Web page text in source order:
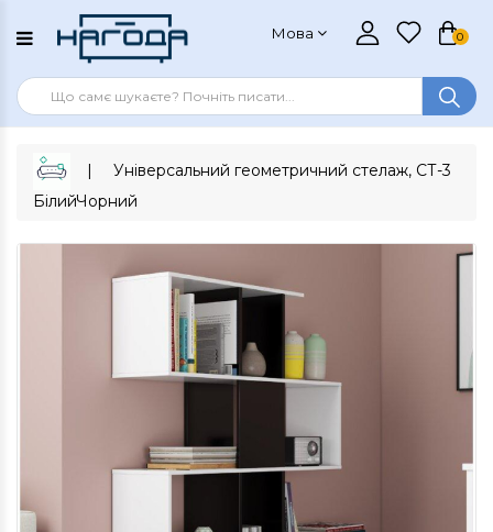
Мова 0
Універсальний геометричний стелаж, СТ-3
БілийЧорний